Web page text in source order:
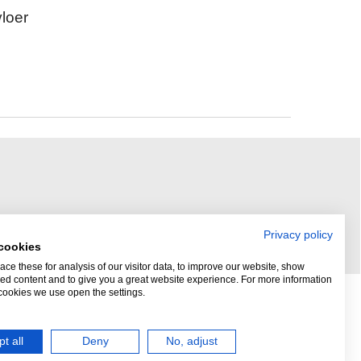
Privacy policy
these for analysis of our visitor data, to improve our website, show
content and to give you a great website experience. For more information
we use open the settings.
all Deny No, adjust